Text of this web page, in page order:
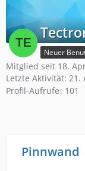
Neuer
Mitglied seit 18.
Letzte Aktivität: 21.
Profil-Aufrufe 101
Pinnwand